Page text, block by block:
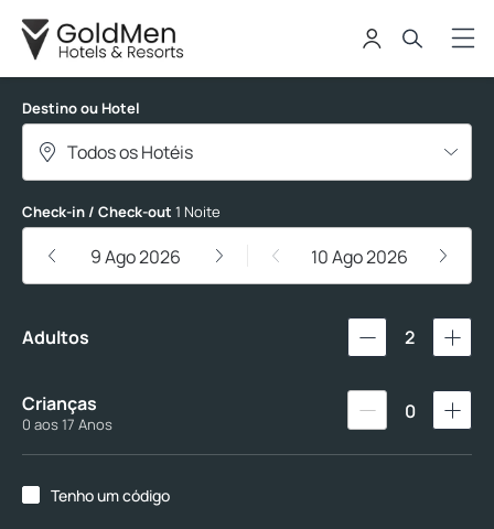
REDE GOLDMEN
Destino ou Hotel
Check-in / Check-out 1 Noite
9 Ago 2026 10 Ago 2026
Adultos 2
Crianças
0 aos 17 Anos
0
Tenho um código